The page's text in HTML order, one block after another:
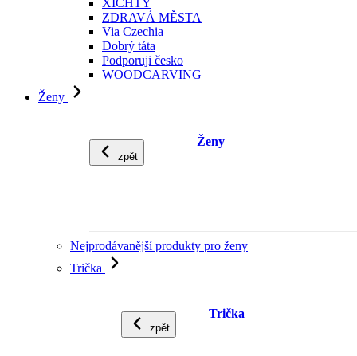
ZDRAVÁ MĚSTA
Via Czechia
Dobrý táta
Podporuji česko
WOODCARVING
Ženy
zpět
Ženy
Nejprodávanější produkty pro ženy
Trička
zpět
Trička